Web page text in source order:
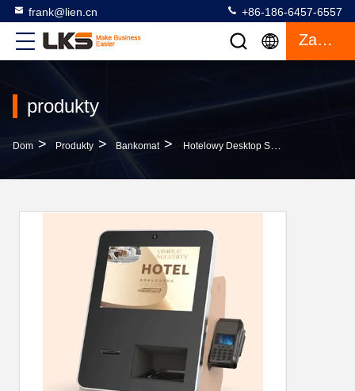
frank@lien.cn +86-186-6457-6557
Zacytować
produkty
Dom > Produkty > Bankomat > Hotelowy Desktop Self Check In Machine Z Dystrybutorem Kart Kluczowych I Połączeniem Bluetooth